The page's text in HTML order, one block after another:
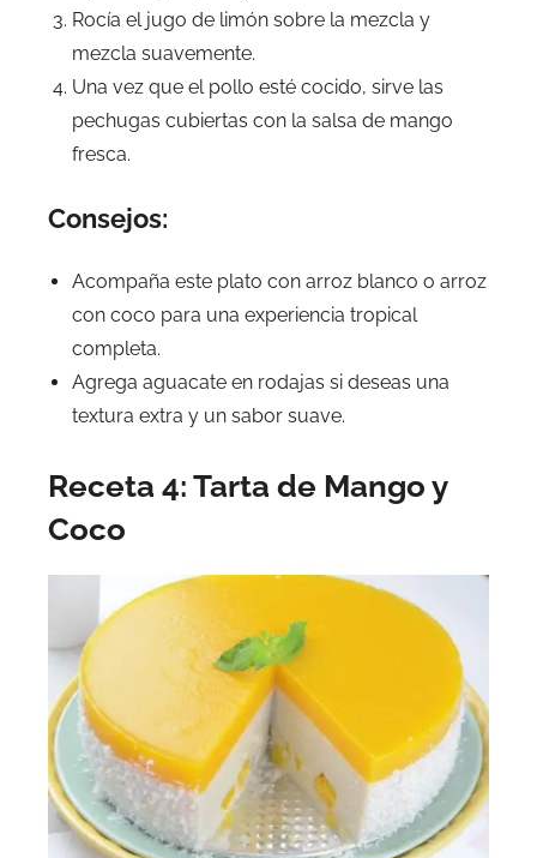
Rocía el jugo de limón sobre la mezcla y
mezcla suavemente.
Una vez que el pollo esté cocido, sirve las
pechugas cubiertas con la salsa de mango
fresca.
Consejos:
Acompaña este plato con arroz blanco o arroz
con coco para una experiencia tropical
completa.
Agrega aguacate en rodajas si deseas una
textura extra y un sabor suave.
Receta 4: Tarta de Mango y
Coco